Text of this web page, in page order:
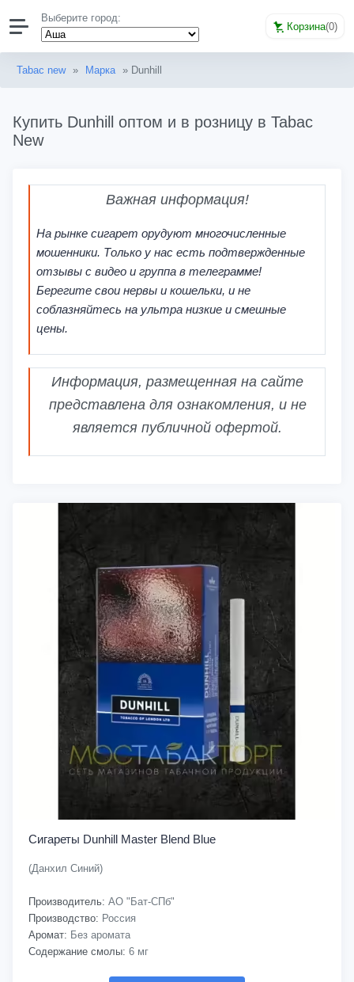
Выберите город:
Корзина(0)
Tabac new » Марка » Dunhill
Купить Dunhill оптом и в розницу в Tabac
New
Важная информация!
На рынке сигарет орудуют многочисленные
мошенники. Только у нас есть подтвержденные
отзывы с видео и группа в телеграмме!
Берегите свои нервы и кошельки, и не
соблазняйтесь на ультра низкие и смешные
цены.
Информация, размещенная на сайте
представлена для ознакомления, и не
является публичной офертой.
Сигареты Dunhill Master Blend Blue
(Данхил Синий)
Производитель: АО "Бат-СПб"
Производство: Россия
Аромат: Без аромата
Содержание смолы: 6 мг